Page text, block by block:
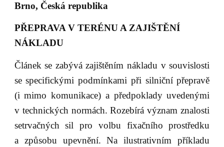
Brno, Česká republika
PŘEPRAVA V TERÉNU A ZAJIŠTĚNÍ
NÁKLADU
Článek se zabývá zajištěním nákladu v souvislosti
se specifickými podmínkami při silniční přepravě
(i mimo komunikace) a předpoklady uvedenými
v technických normách. Rozebírá význam znalosti
setrvačných sil pro volbu fixačního prostředku
a způsobu upevnění. Na ilustrativním příkladu